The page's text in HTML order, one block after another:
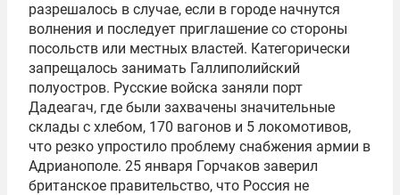
разрешалось в случае, если в городе начнутся
волнения и последует приглашение со стороны
посольств или местных властей. Категорически
запрещалось занимать Галлиполийский
полуостров. Русские войска заняли порт
Дадеагач, где были захвачены значительные
склады с хлебом, 170 вагонов и 5 локомотивов,
что резко упростило проблему снабжения армии в
Адрианополе. 25 января Горчаков заверил
британское правительство, что Россия не